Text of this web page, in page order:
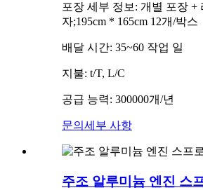
포장 세부 정보: 개별 포장 +
자;195cm * 165cm 12개/박스
배달 시간: 35~60 작업 일
지불: t/T, L/C
공급 능력: 300000개/년
문의 세부 사항
주조 알루미늄 엔진 스